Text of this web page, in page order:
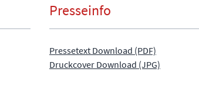
Presseinfo
Pressetext Download (PDF)
Druckcover Download (JPG)